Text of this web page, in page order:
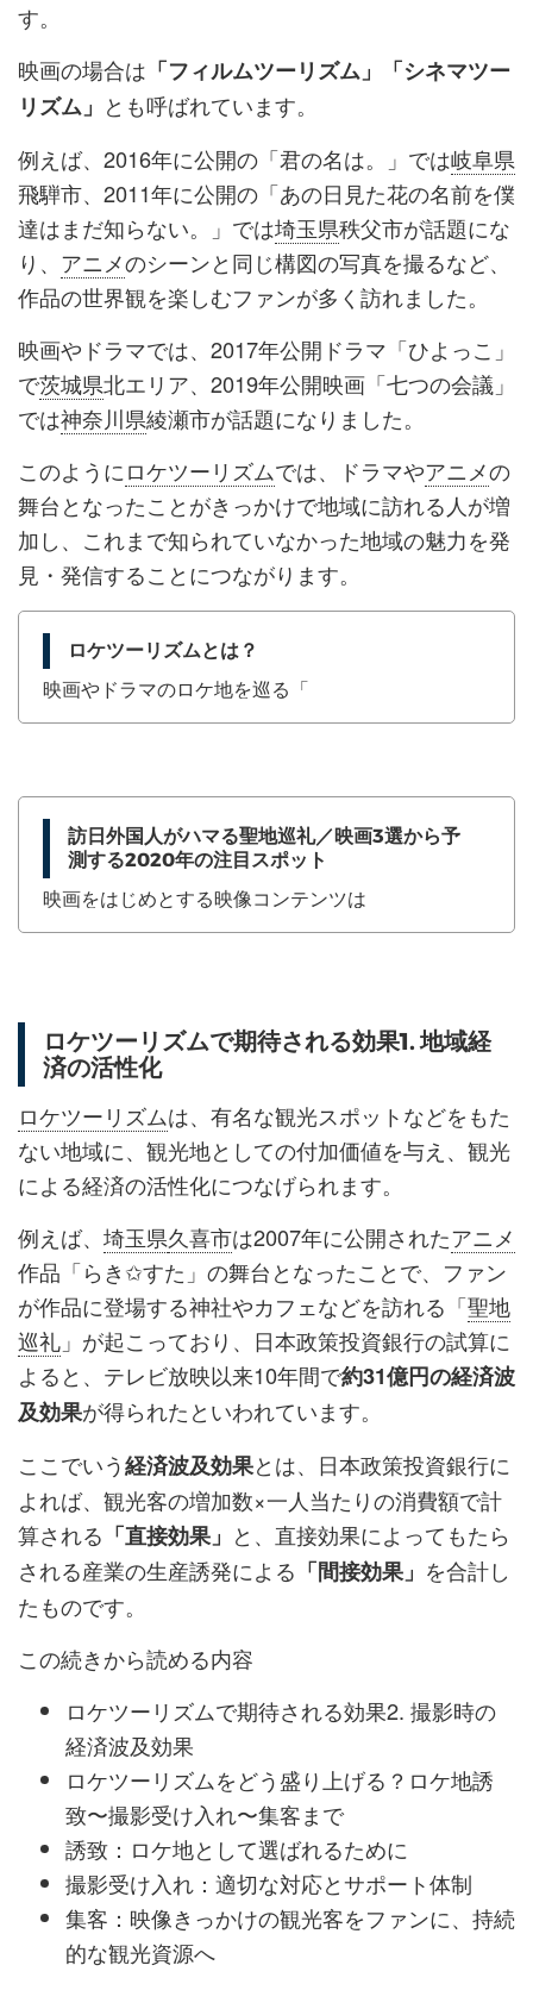
す。
映画の場合は 「フィルムツーリズム」「シネマツー
リズム」 とも呼ばれています。
例えば、2016年に公開の「君の名は。」では岐阜県
飛騨市、2011年に公開の「あの日見た花の名前を僕
達はまだ知らない。」では埼玉県秩父市が話題にな
り、 アニメのシーンと同じ構図の写真を撮るなど、
作品の世界観を楽しむファンが多く訪れました。
映画やドラマでは、2017年公開ドラマ「ひよっこ」
で茨城県北エリア、2019年公開映画「七つの会議」
では神奈川県綾瀬市が話題になりました。
このようにロケツーリズムでは、ドラマやアニメの
舞台となったことがきっかけで地域に訪れる人が増
加し、これまで知られていなかった地域の魅力を発
見・発信することにつながります。
ロケツーリズムとは？
映画やドラマのロケ地を巡る「
訪日外国人がハマる聖地巡礼／映画3選から予
測する2020年の注目スポット
映画をはじめとする映像コンテンツは
ロケツーリズムで期待される効果1. 地域経
済の活性化
ロケツーリズムは、有名な観光スポットなどをもた
ない地域に、観光地としての付加価値を与え、観光
による経済の活性化につなげられます。
例えば、 埼玉県久喜市は2007年に公開されたアニメ
作品「らき✩すた」の舞台となったことで、ファン
が作品に登場する神社やカフェなどを訪れる「聖地
巡礼 」が起こっており、日本政策投資銀行の試算に
よると、テレビ放映以来10年間で約31億円の経済波
及効果が得られたといわれています。
ここでいう経済波及効果とは、日本政策投資銀行に
よれば、観光客の増加数×一人当たりの消費額で計
算される 「直接効果」 と、直接効果によってもたら
される産業の生産誘発による 「間接効果」 を合計し
たものです。
この続きから読める内容
ロケツーリズムで期待される効果2. 撮影時の
経済波及効果
ロケツーリズムをどう盛り上げる？ロケ地誘
致〜撮影受け入れ〜集客まで
誘致：ロケ地として選ばれるために
撮影受け入れ：適切な対応とサポート体制
集客：映像きっかけの観光客をファンに、持続
的な観光資源へ